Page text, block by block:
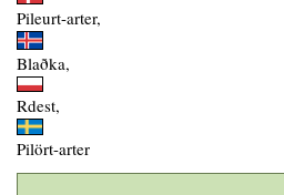
Pileurt-arter,
Blaðka,
Rdest,
Pilört-arter